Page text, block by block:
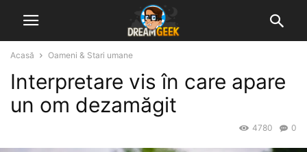
Acasă Oameni & Stari umane
Interpretare vis în care apare
un om dezamăgit
0
4780